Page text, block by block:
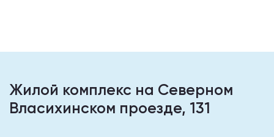
Жилой комплекс на Северном
Власихинском проезде, 131